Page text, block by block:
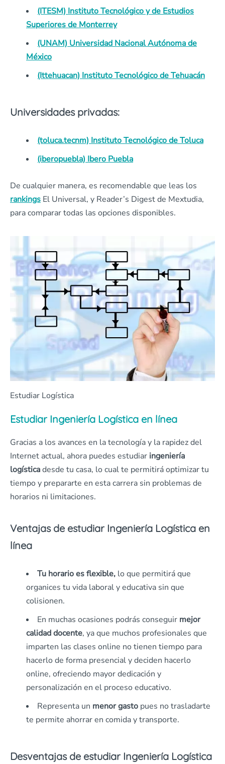
(ITESM) Instituto Tecnológico y de Estudios
Superiores de Monterrey
(UNAM) Universidad Nacional Autónoma de
México
(Ittehuacan) Instituto Tecnológico de Tehuacán
Universidades privadas:
(toluca.tecnm) Instituto Tecnológico de Toluca
(iberopuebla) Ibero Puebla
De cualquier manera, es recomendable que leas los
rankings El Universal, y Reader’s Digest de Mextudia,
para comparar todas las opciones disponibles.
Estudiar Logística
Estudiar Ingeniería Logística en línea
Gracias a los avances en la tecnología y la rapidez del
Internet actual, ahora puedes estudiar ingeniería
logísticadesde tu casa, lo cual te permitirá optimizar tu
tiempo y prepararte en esta carrera sin problemas de
horarios ni limitaciones.
Ventajas de estudiar Ingeniería Logística en
línea
Tu horario es flexible, lo que permitirá que
organices tu vida laboral y educativa sin que
colisionen.
En muchas ocasiones podrás conseguir mejor
calidad docente, ya que muchos profesionales que
imparten las clases online no tienen tiempo para
hacerlo de forma presencial y deciden hacerlo
online, ofreciendo mayor dedicación y
personalización en el proceso educativo.
Representa un menor gasto pues no trasladarte
te permite ahorrar en comida y transporte.
Desventajas de estudiar Ingeniería Logística